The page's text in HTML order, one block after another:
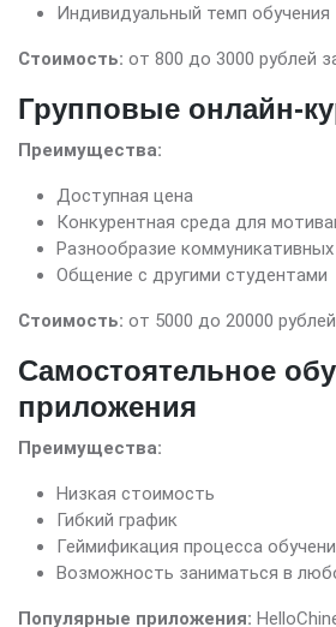
Индивидуальный темп обучения
Стоимость: от 800 до 3000 рублей
Групповые онлайн-
Преимущества:
Доступная цена
Конкурентная среда для
Разнообразие коммуникативных
Общение с другими студентами
Стоимость: от 5000 до 20000
Самостоятельное
приложения
Преимущества:
Низкая стоимость
Гибкий график
Геймификация процесса
Возможность заниматься в
Популярные приложения: